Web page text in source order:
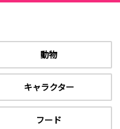
動物
キャラクター
フード